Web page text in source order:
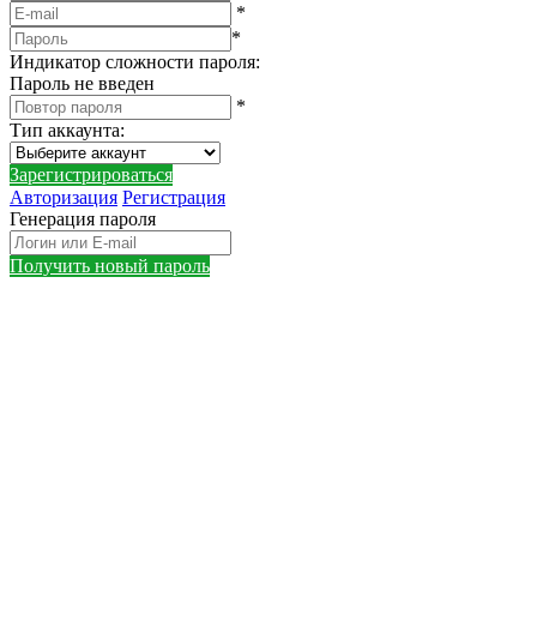
*
*
Индикатор сложности пароля:
Пароль не введен
*
Тип аккаунта:
Зарегистрироваться
Авторизация Регистрация
Генерация пароля
Получить новый пароль